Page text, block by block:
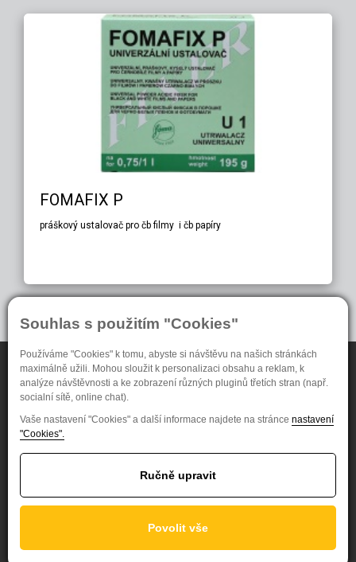
Souhlas s použitím "Cookies"
Používáme "Cookies" k tomu, abyste si návštěvu na našich stránkách
maximálně užili. Mohou sloužit k personalizaci obsahu a reklam, k
analýze návštěvnosti a ke zobrazení různých pluginů třetích stran (např.
socialní sítě, online chat).
Vaše nastavení "Cookies" a další informace najdete na stránce nastavení
"Cookies".
Ručně upravit
Povolit vše
FOMAFIX P
práškový ustalovač pro čb filmy i čb papíry
Naše produkty
Černobílé fotomateriály
Radiodiagnostika
NDT Systém
Speciální materiály
Pro zákazníky
Ochrana oznamovatelů
FOMA BOHEMIA spol. s.r.o.
Česká republika